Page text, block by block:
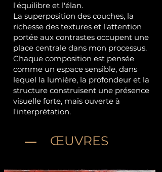
l'équilibre et l'élan.
La superposition des couches, la
richesse des textures et l'attention
portée aux contrastes occupent une
place centrale dans mon processus.
Chaque composition est pensée
comme un espace sensible, dans
lequel la lumière, la profondeur et la
structure construisent une présence
visuelle forte, mais ouverte à
l'interprétation.
ŒUVRES